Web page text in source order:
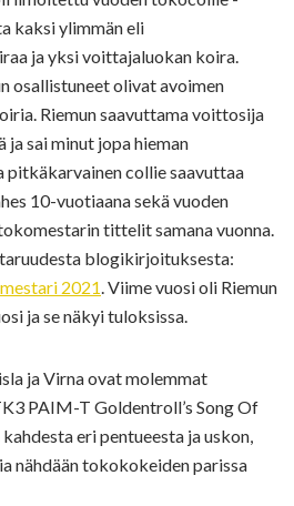
kaksi ylimmän eli
ja yksi voittajaluokan koira.
osallistuneet olivat avoimen
Riemun saavuttama voittosija
sai minut jopa hieman
pitkäkarvainen collie saavuttaa
10-vuotiaana sekä vuoden
tittelit samana vuonna.
blogikirjoituksesta:
2021. Viime vuosi oli Riemun
ja se näkyi tuloksissa.
ja Virna ovat molemmat
PAIM-T Goldentroll’s Song Of
eri pentueesta ja uskon,
nähdään tokokokeiden parissa